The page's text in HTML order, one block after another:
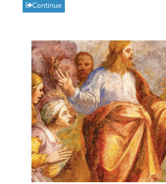
Continue